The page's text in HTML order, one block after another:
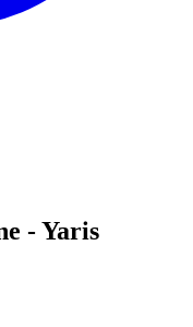
- Yaris